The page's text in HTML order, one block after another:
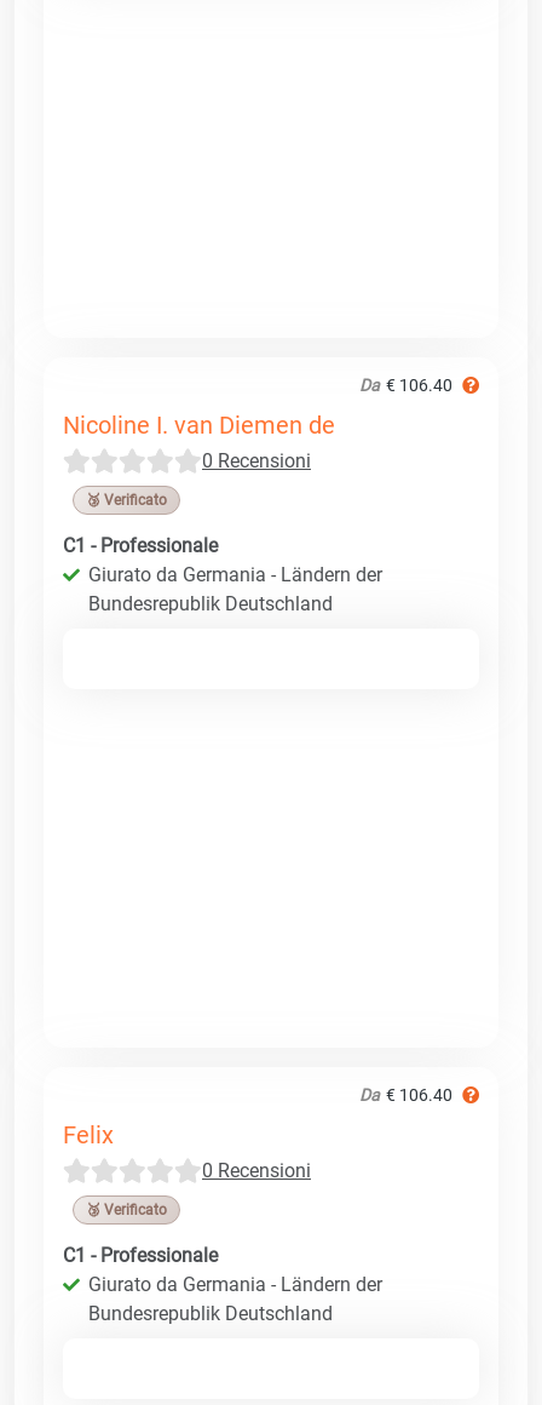
Da € 106.40
Nicoline I. van Diemen de
0 Recensioni
🥉 Verificato
C1 - Professionale
Giurato da Germania - Ländern der
Bundesrepublik Deutschland
Da € 106.40
Felix
0 Recensioni
🥉 Verificato
C1 - Professionale
Giurato da Germania - Ländern der
Bundesrepublik Deutschland